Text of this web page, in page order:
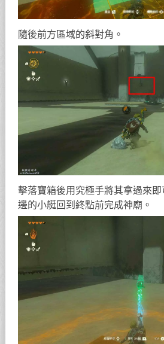
隨後前方區域的斜對角。
擊落寶箱後用究極手將其拿過來
邊的小艇回到終點前完成神廟。